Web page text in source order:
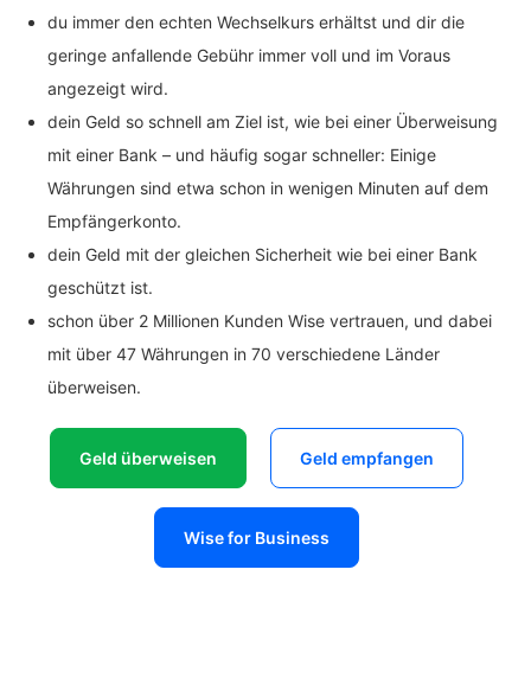
du immer den echten Wechselkurs erhältst und dir die
geringe anfallende Gebühr immer voll und im Voraus
angezeigt wird.
dein Geld so schnell am Ziel ist, wie bei einer Überweisung
mit einer Bank – und häufig sogar schneller: Einige
Währungen sind etwa schon in wenigen Minuten auf dem
Empfängerkonto.
dein Geld mit der gleichen Sicherheit wie bei einer Bank
geschützt ist.
schon über 2 Millionen Kunden Wise vertrauen, und dabei
mit über 47 Währungen in 70 verschiedene Länder
überweisen.
Geld überweisen Geld empfangen
Wise for Business